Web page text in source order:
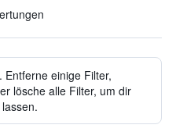
Entferne einige Filter,
lösche alle Filter, um dir